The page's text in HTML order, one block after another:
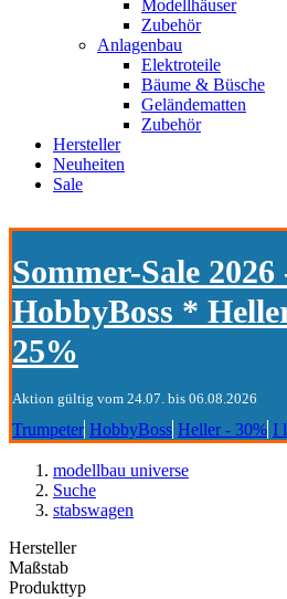
Modellhäuser
Zubehör
Anlagenbau
Elektroteile
Bäume & Büsche
Geländematten
Zubehör
Hersteller
Neuheiten
Sale
Sommer-Sale
HobbyBoss *
25%
Aktion gültig vom 24.07. bis 06.08.2026
Trumpeter HobbyBoss Heller - 30% I
modellbau universe
Suche
stabswagen
Hersteller
Maßstab
Produkttyp